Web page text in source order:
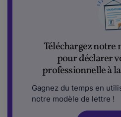
Téléchargez notre
pour déclarer
professionnelle à
Gagnez du temps en
notre modèle de lettre !